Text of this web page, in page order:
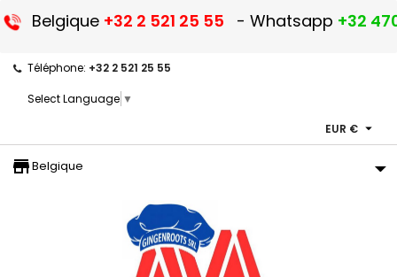
Belgique +32 2 521 25 55 - Whatsapp +32
Téléphone: +32 2 521 25 55
Select Language ▼
EUR € 
storefront
Belgique